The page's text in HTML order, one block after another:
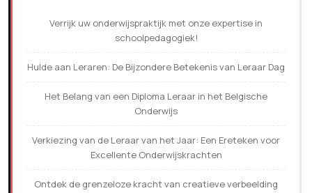
Verrijk uw onderwijspraktijk met onze expertise in
schoolpedagogiek!
Hulde aan Leraren: De Bijzondere Betekenis van Leraar Dag
Het Belang van een Diploma Leraar in het Belgische
Onderwijs
Verkiezing van de Leraar van het Jaar: Een Ereteken voor
Excellente Onderwijskrachten
Ontdek de grenzeloze kracht van creatieve verbeelding